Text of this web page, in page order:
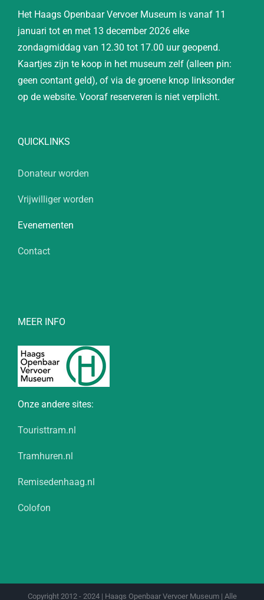
Het Haags Openbaar Vervoer Museum is vanaf 11
januari tot en met 13 december 2026 elke
zondagmiddag van 12.30 tot 17.00 uur geopend.
Kaartjes zijn te koop in het museum zelf (alleen pin:
geen contant geld), of via de groene knop linksonder
op de website. Vooraf reserveren is niet verplicht.
QUICKLINKS
Donateur worden
Vrijwilliger worden
Evenementen
Contact
MEER INFO
Onze andere sites:
Touristtram.nl
Tramhuren.nl
Remisedenhaag.nl
Colofon
Copyright 2012 - 2024 | Haags Openbaar Vervoer Museum | Alle